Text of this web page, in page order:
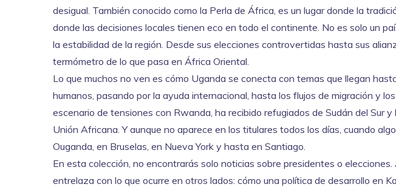
desigual. También conocido como la Perla de África, es un lugar donde la
donde las decisiones locales tienen eco en todo el continente. No es solo un
la estabilidad de la región. Desde sus elecciones controvertidas hasta sus
termómetro de lo que pasa en África Oriental.
Lo que muchos no ven es cómo Uganda se conecta con temas que llegan
humanos, pasando por la ayuda internacional, hasta los flujos de migración y
escenario de tensiones con Rwanda, ha recibido refugiados de Sudán del Sur
Unión Africana. Y aunque no aparece en los titulares todos los días, cuando
Ouganda, en Bruselas, en Nueva York y hasta en Santiago.
En esta colección, no encontrarás solo noticias sobre presidentes o
entrelaza con lo que ocurre en otros lados: cómo una política de desarrollo en